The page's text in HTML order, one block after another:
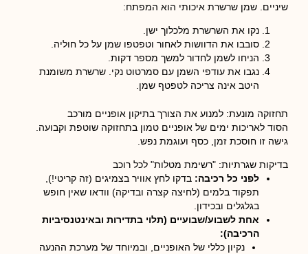
שיניים. שמן שרשרת איכותי הוא המפתח:
נקו את השרשרת מלכלוך ישן.
סובבו את הדוושות לאחור וטפטפו שמן על כל חוליה.
הניחו לשמן לחדור למשך מספר דקות.
נגבו את עודפי השמן עם סמרטוט נקי. שרשרת משומנת
היטב אינה צריכה לטפטף שמן.
תחזוקה מונעת: למנוע את הצורך בתיקון אופניים מורכב
הסוד לאריכות ימים של אופניים טמון בתחזוקה שוטפת וקבועה.
גישה זו חוסכת זמן, כסף ועוגמת נפש.
בדיקות שגרתיות: "רשימת מטלות" לכל רוכב
לפני כל רכיבה: בדקו לחץ אוויר בצמיגים (זה קריטי!),
תפקוד בלמים (לחיצה קצרה ובדיקה) וודאו שאין חופש
בגלגלים ובכידון.
אחת לשבוע/שבועיים (תלוי בתדירות ובאינטנסיביות
הרכיבה):
נקיון כללי של האופניים, ובמיוחד של מערכת ההנעה